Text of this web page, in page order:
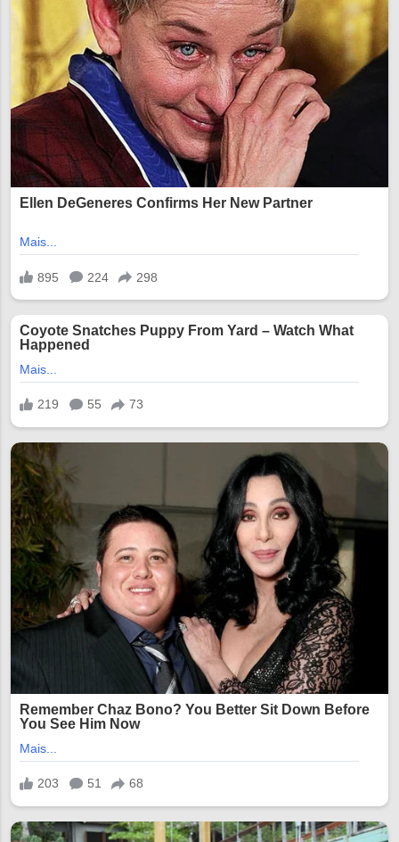
12:14 12:28 12:42 12:56 13:10 13:24
13:38 13:52 14:06 14:20 14:34 14:48
15:02 15:16 15:30 15:44 15:58 16:12
16:26 16:40 16:54 17:08 17:22 17:36
17:50 18:04 18:18 18:32 18:46 19:00
1...